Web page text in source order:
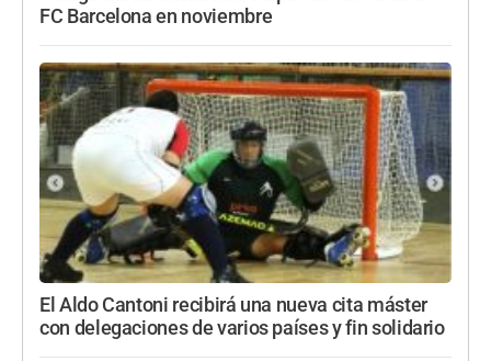
FC Barcelona en noviembre
El Aldo Cantoni recibirá una nueva cita máster
con delegaciones de varios países y fin solidario